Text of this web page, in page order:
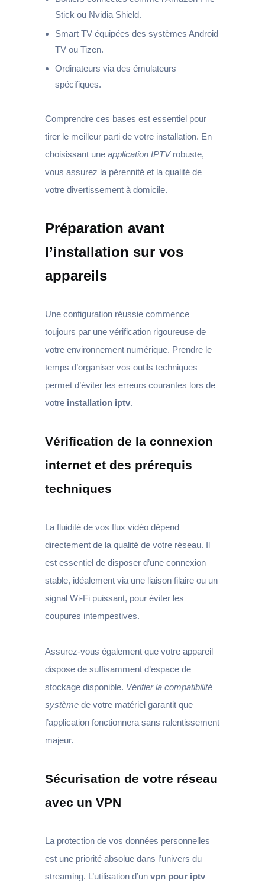
Stick ou Nvidia Shield.
Smart TV équipées des systèmes Android
TV ou Tizen.
Ordinateurs via des émulateurs
spécifiques.
Comprendre ces bases est essentiel pour
tirer le meilleur parti de votre installation. En
choisissant une application IPTVrobuste,
vous assurez la pérennité et la qualité de
votre divertissement à domicile.
Préparation avant
l’installation sur vos
appareils
Une configuration réussie commence
toujours par une vérification rigoureuse de
votre environnement numérique. Prendre le
temps d’organiser vos outils techniques
permet d’éviter les erreurs courantes lors de
votre installation iptv.
Vérification de la connexion
internet et des prérequis
techniques
La fluidité de vos flux vidéo dépend
directement de la qualité de votre réseau. Il
est essentiel de disposer d’une connexion
stable, idéalement via une liaison filaire ou un
signal Wi-Fi puissant, pour éviter les
coupures intempestives.
Assurez-vous également que votre appareil
dispose de suffisamment d’espace de
stockage disponible. Vérifier la compatibilité
systèmede votre matériel garantit que
l’application fonctionnera sans ralentissement
majeur.
Sécurisation de votre réseau
avec un VPN
La protection de vos données personnelles
est une priorité absolue dans l’univers du
streaming. L’utilisation d’un vpn pour iptv